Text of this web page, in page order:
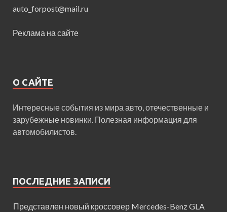
auto_forpost@mail.ru
Реклама на сайте
О САЙТЕ
Интересные события из мира авто, отечественные и
зарубежные новинки. Полезная информация для
автомобилистов.
ПОСЛЕДНИЕ ЗАПИСИ
Представлен новый кроссовер Mercedes-Benz GLA